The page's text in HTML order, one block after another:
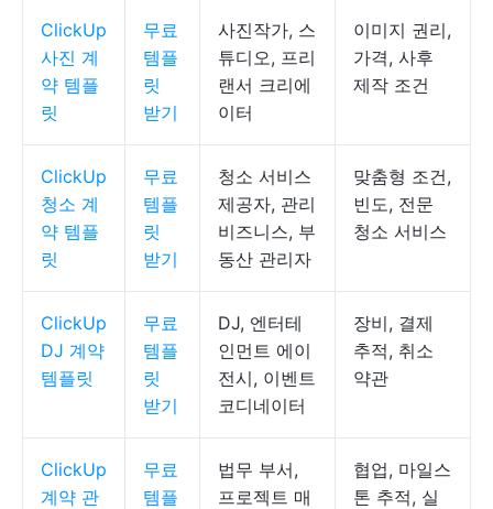
ClickUp
사진 계
약 템플
릿
무료
템플
릿
받기
사진작가, 스
튜디오, 프리
랜서 크리에
이터
이미지 권리,
가격, 사후
제작 조건
ClickUp
청소 계
약 템플
릿
무료
템플
릿
받기
청소 서비스
제공자, 관리
비즈니스, 부
동산 관리자
맞춤형 조건,
빈도, 전문
청소 서비스
ClickUp
DJ 계약
템플릿
무료
템플
릿
받기
DJ, 엔터테
인먼트 에이
전시, 이벤트
코디네이터
장비, 결제
추적, 취소
약관
ClickUp
계약 관
무료
템플
법무 부서,
프로젝트 매
협업, 마일스
톤 추적, 실